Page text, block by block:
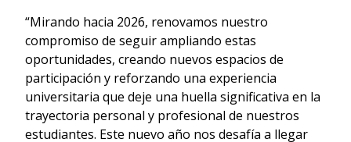
“Mirando hacia 2026, renovamos nuestro
compromiso de seguir ampliando estas
oportunidades, creando nuevos espacios de
participación y reforzando una experiencia
universitaria que deje una huella significativa en la
trayectoria personal y profesional de nuestros
estudiantes. Este nuevo año nos desafía a llegar